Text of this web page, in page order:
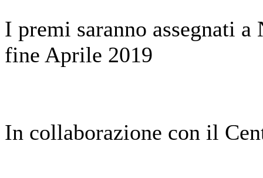
I premi saranno assegnati
fine Aprile 2019
In collaborazione con il